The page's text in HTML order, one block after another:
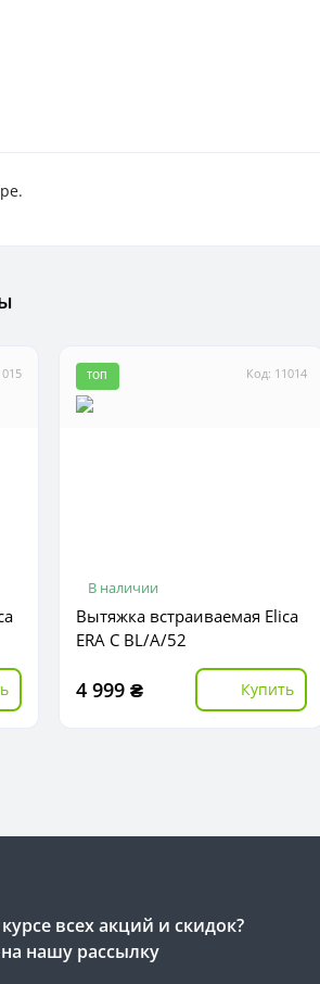
Код: 11014
ТОП
В наличии
Вытяжка встраиваемая Elica
ERA C BL/A/52
4 999 ₴ Купить
всех акций и скидок?
нашу рассылку